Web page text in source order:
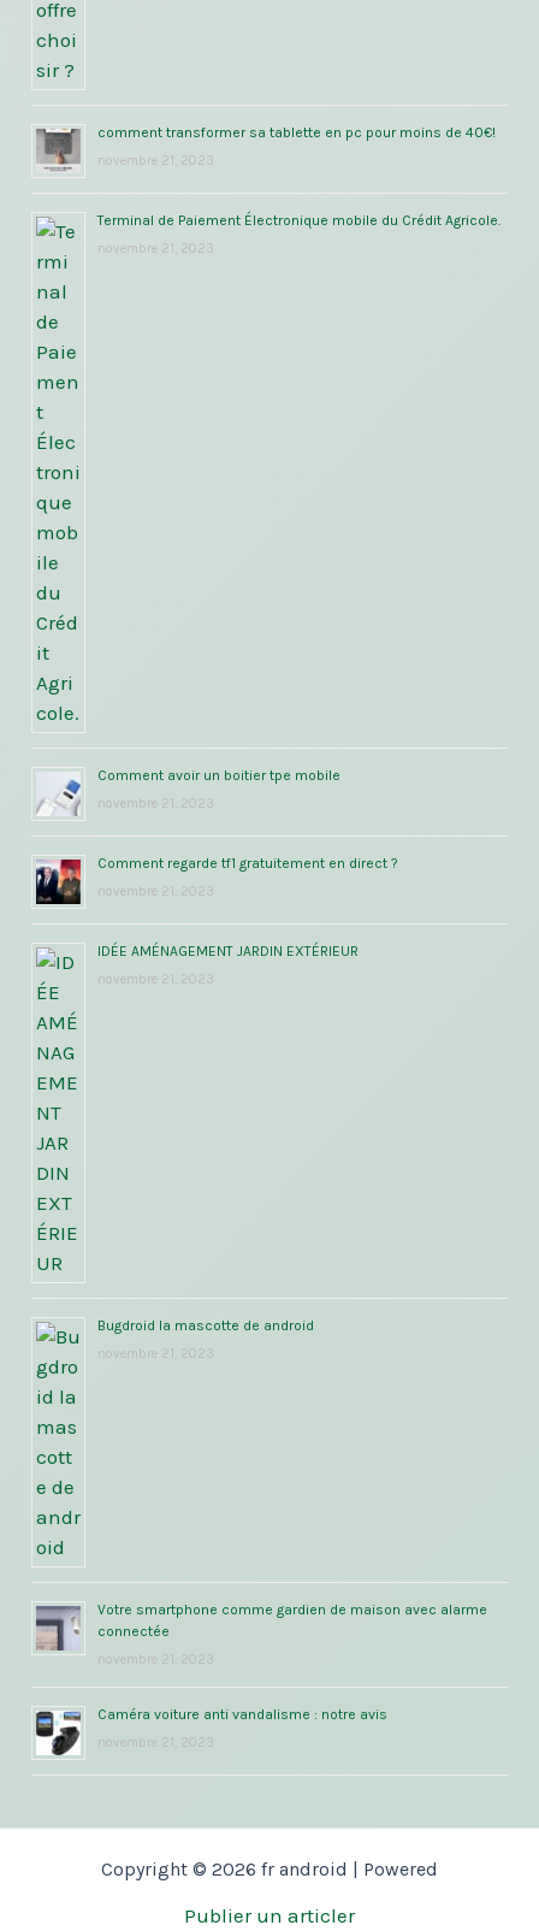
comment transformer sa tablette en pc pour moins de 40€!
novembre 21, 2023
Terminal de Paiement Électronique mobile du Crédit Agricole.
novembre 21, 2023
Comment avoir un boitier tpe mobile
novembre 21, 2023
Comment regarde tf1 gratuitement en direct ?
novembre 21, 2023
IDÉE AMÉNAGEMENT JARDIN EXTÉRIEUR
novembre 21, 2023
Bugdroid la mascotte de android
novembre 21, 2023
Votre smartphone comme gardien de maison avec alarme
connectée
novembre 21, 2023
Caméra voiture anti vandalisme : notre avis
novembre 21, 2023
Copyright © 2026 fr android | Powered
Publier un articler